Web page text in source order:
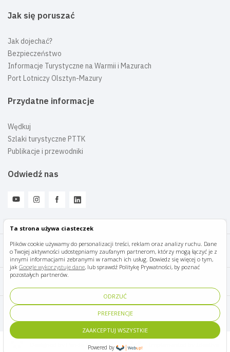
Ta strona używa ciasteczek
Plików cookie używamy do personalizacji treści, reklam oraz analizy ruchu. Dane
o Twojej aktywności udostępniamy zaufanym partnerom, którzy mogą łączyć je z
innymi informacjami zebranymi w ramach ich usług. Dowiedz się więcej o tym,
jak Google wykorzystuje dane, lub sprawdź Politykę Prywatności, by poznać
pozostałych partnerów.
ODRZUĆ
PREFERENCJE
ZAAKCEPTUJ WSZYSTKIE
Powered by
Jak się poruszać
Jak dojechać?
Bezpieczeństwo
Informacje Turystyczne na Warmii i Mazurach
Port Lotniczy Olsztyn-Mazury
Przydatne informacje
Wędkuj
Szlaki turystyczne PTTK
Publikacje i przewodniki
Odwiedź nas
Mazury Travel © 2026
Polityka prywatności
Designed by Panda Marketing